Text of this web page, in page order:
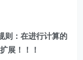
则：在进行计算的
展！！！